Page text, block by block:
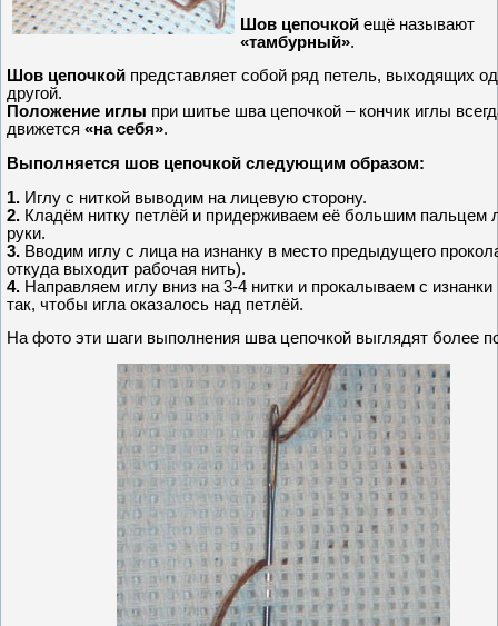
Шов цепочкой ещё называют
«тамбурный».
Шов цепочкой представляет собой ряд петель, выходящих
другой.
Положение иглы при шитье шва цепочкой – кончик иглы
движется «на себя».
Выполняется шов цепочкой следующим образом:
1. Иглу с ниткой выводим на лицевую сторону.
2. Кладём нитку петлёй и придерживаем её большим пальцем
руки.
3. Вводим иглу с лица на изнанку в место предыдущего
откуда выходит рабочая нить).
4. Направляем иглу вниз на 3-4 нитки и прокалываем с изнанки
так, чтобы игла оказалось над петлёй.
На фото эти шаги выполнения шва цепочкой выглядят более